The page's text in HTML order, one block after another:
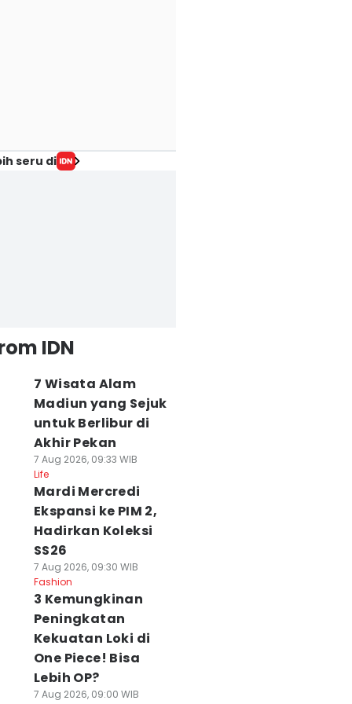
seru di
IDN
7 Wisata Alam
Madiun yang Sejuk
untuk Berlibur di
Akhir Pekan
7 Aug 2026, 09:33 WIB
Life
Mardi Mercredi
Ekspansi ke PIM 2,
Hadirkan Koleksi
SS26
7 Aug 2026, 09:30 WIB
Fashion
3 Kemungkinan
Peningkatan
Kekuatan Loki di
One Piece! Bisa
Lebih OP?
7 Aug 2026, 09:00 WIB